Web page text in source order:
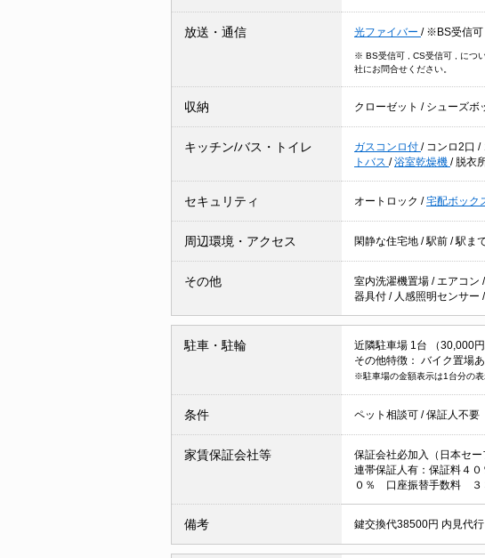
放送・通信 光ファイバー / ※BS受信可
※ BS受信可 , CS受信可 , につ
社にお問合せください。
収納 クローゼット / シューズボ
キッチン/バス・トイレ ガスコンロ付 / コンロ2口 /
トバス /浴室乾燥機 / 脱衣
セキュリティ オートロック /宅配ボック
周辺環境・アクセス 閑静な住宅地 /駅前 /駅ま
その他 室内洗濯機置場 / エアコン /
器具付 / 人感照明センサー /
駐車・駐輪 近隣駐車場 1台 （30,000
その他特徴： バイク置場あ
※駐車場の金額表示は1台分の表
条件 ペット相談可 /保証人不要
家賃保証会社等
保証会社必加入（日本セ
連帯保証人有：保証料４
０％ 口座振替手数料 ３
備考 鍵交換代38500円 内見代